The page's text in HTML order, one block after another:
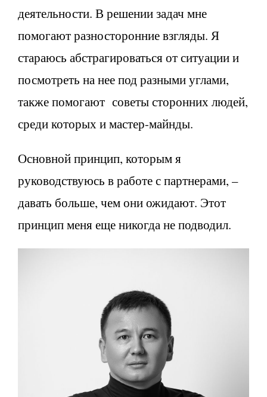
деятельности. В решении задач мне
помогают разносторонние взгляды. Я
стараюсь абстрагироваться от ситуации и
посмотреть на нее под разными углами,
также помогают советы сторонних людей,
среди которых и мастер-майнды.
Основной принцип, которым я
руководствуюсь в работе с партнерами, –
давать больше, чем они ожидают. Этот
принцип меня еще никогда не подводил.